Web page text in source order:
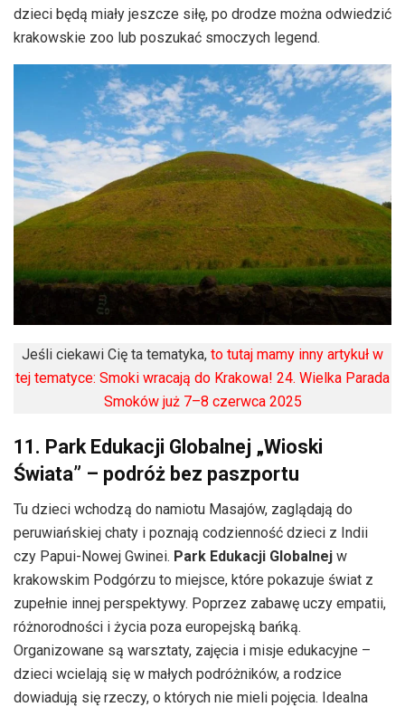
dzieci będą miały jeszcze siłę, po drodze można odwiedzić
krakowskie zoo lub poszukać smoczych legend.
Jeśli ciekawi Cię ta tematyka, to tutaj mamy inny artykuł w
tej tematyce: Smoki wracają do Krakowa! 24. Wielka Parada
Smoków już 7–8 czerwca 2025
11. Park Edukacji Globalnej „Wioski
Świata” – podróż bez paszportu
Tu dzieci wchodzą do namiotu Masajów, zaglądają do
peruwiańskiej chaty i poznają codzienność dzieci z Indii
czy Papui-Nowej Gwinei. Park Edukacji Globalnej w
krakowskim Podgórzu to miejsce, które pokazuje świat z
zupełnie innej perspektywy. Poprzez zabawę uczy empatii,
różnorodności i życia poza europejską bańką.
Organizowane są warsztaty, zajęcia i misje edukacyjne –
dzieci wcielają się w małych podróżników, a rodzice
dowiadują się rzeczy, o których nie mieli pojęcia. Idealna